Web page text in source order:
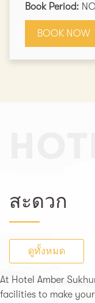
Book Period:
BOOK NOW
สะดวก
ดูทั้งหมด
At Hotel Amber
facilities to make